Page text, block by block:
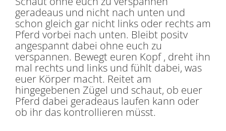
geradeaus und nicht nach unten und
schon gleich gar nicht links oder rechts am
Pferd vorbei nach unten. Bleibt positv
angespannt dabei ohne euch zu
verspannen. Bewegt euren Kopf , dreht ihn
mal rechts und links und fühlt dabei, was
euer Körper macht. Reitet am
hingegebenen Zügel und schaut, ob euer
Pferd dabei geradeaus laufen kann oder
ob ihr das kontrollieren müsst.